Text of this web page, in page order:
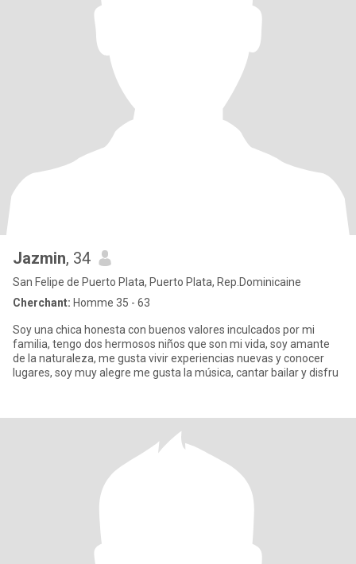
Jazmin, 34
San Felipe de Puerto Plata, Puerto Plata, Rep.Dominicaine
Cherchant: Homme 35 - 63
Soy una chica honesta con buenos valores inculcados por mi
familia, tengo dos hermosos niños que son mi vida, soy amante
de la naturaleza, me gusta vivir experiencias nuevas y conocer
lugares, soy muy alegre me gusta la música, cantar bailar y disfru